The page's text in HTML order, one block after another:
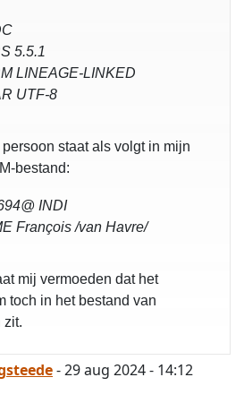
5.5.1
LINEAGE-LINKED
UTF-8
persoon staat als volgt in mijn
bestand:
INDI
François /van Havre/
mij vermoeden dat het
toch in het bestand van
zit.
- 29 aug 2024 - 14:12